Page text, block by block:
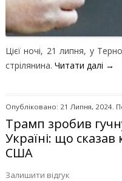
Цієї ночі, 21 липня, у
стрілянина. Читати далі →
Опубліковано: 21 Липня, 2024.
Трамп зробив
Україні: що
США
Залишити відгук